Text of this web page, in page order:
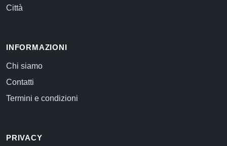
Città
INFORMAZIONI
Chi siamo
Contatti
Termini e condizioni
PRIVACY